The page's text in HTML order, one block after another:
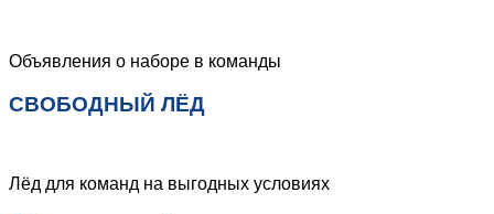
Объявления о наборе в команды
СВОБОДНЫЙ ЛЁД
Лёд для команд на выгодных условиях